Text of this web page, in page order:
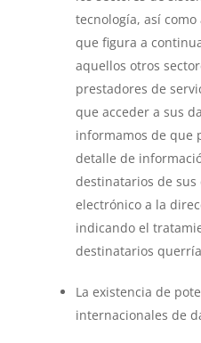
tecnología, así
que figura a
aquellos otros
prestadores de
que acceder a sus
informamos de que
detalle de
destinatarios de
electrónico a la
indicando el
destinatarios
La existencia de
internacionales de